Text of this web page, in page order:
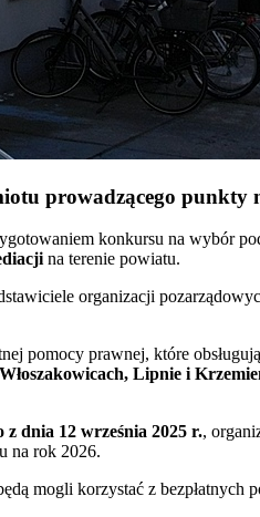
prowadzącego punkty
konkursu na wybór
na terenie powiatu.
organizacji
pomocy prawnej, które
Włoszakowicach, Lipnie i
z dnia 12 września 2025 r.,
na rok 2026.
mogli korzystać z